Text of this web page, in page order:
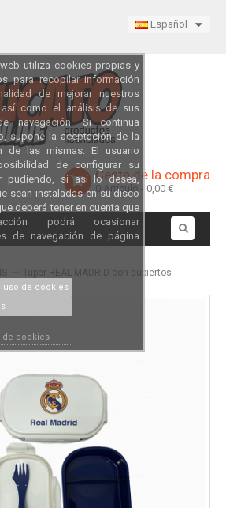
utiliza cookies propias y
para recopilar información
de mejorar nuestros
así como el análisis de sus
navegación. Si continua
supone la aceptación de la
de las mismas. El usuario
de configurar su
pudiendo, si así lo desea,
sean instaladas en su disco
deberá tener en cuenta que
podrá ocasionar
de navegación de página
uso de cookies
de cookies
Español
Cesta de la compra
0Artículo - 0,00 €
Tuper REAL MADRID con cubiertos